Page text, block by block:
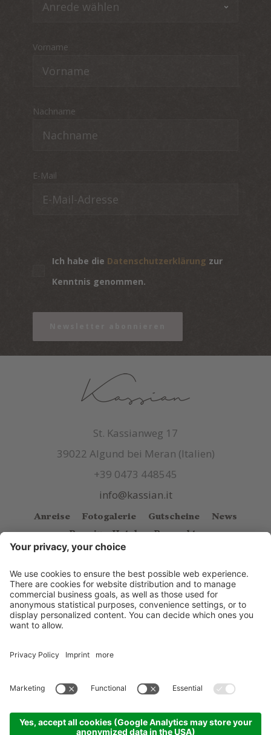
Vorname
Nachname
E-Mail
Ich habe die Datenschutzerklärung zur
Kenntnis genommen.
St. Kassianweg 17
39022 Algund bei Meran (Italien)
+39 0473 448545
info@kassian.it
Anreise Fotogalerie Gutscheine
News
Premium Hotels
Prospekte
© Kassian CIN: IT021038A1FXQUMHJW
.
Datenschutzerklärung.produced by